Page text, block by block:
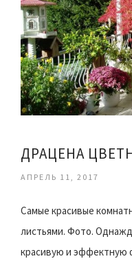
ДРАЦЕНА
АПРЕЛЬ 11, 2017
Самые красивые
листьями. Фото.
красивую и